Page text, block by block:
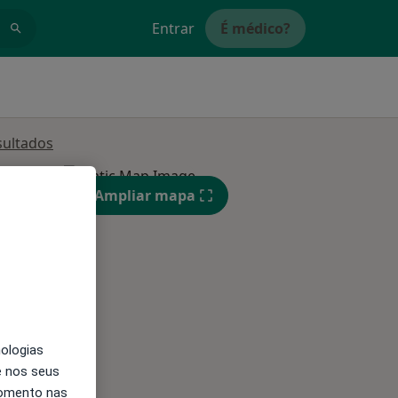
Entrar É médico?
Ampliar mapa
nos seus
nas